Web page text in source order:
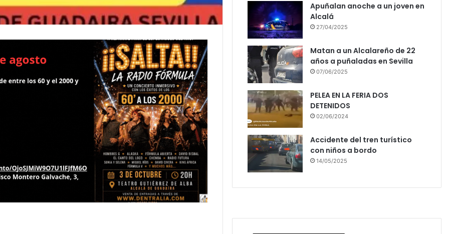
Apuñalan anoche a un joven en
Alcalá
27/04/2025
Matan a un Alcalareño de 22
años a puñaladas en Sevilla
07/06/2025
PELEA EN LA FERIA DOS
DETENIDOS
02/06/2024
Accidente del tren turístico
con niños a bordo
14/05/2025